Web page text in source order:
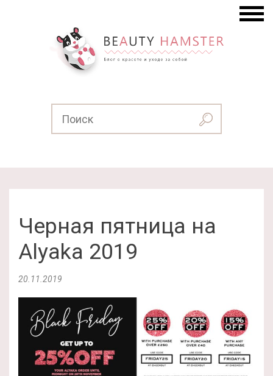
Черная пятница на
Alyaka 2019
20.11.2019